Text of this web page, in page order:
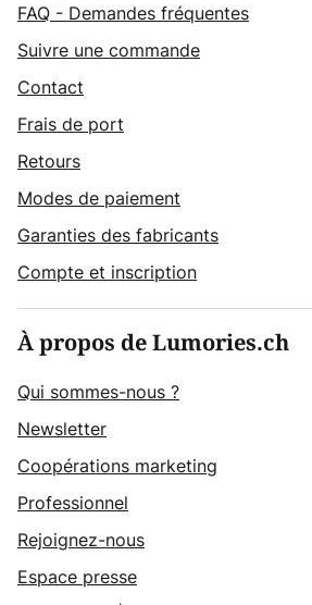
FAQ - Demandes fréquentes
Suivre une commande
Contact
Frais de port
Retours
Modes de paiement
Garanties des fabricants
Compte et inscription
À propos de Lumories.ch
Qui sommes-nous ?
Newsletter
Coopérations marketing
Professionnel
Rejoignez-nous
Espace presse